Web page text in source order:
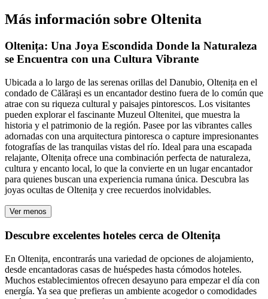
Más información sobre Oltenita
Oltenița: Una Joya Escondida Donde la Naturaleza
se Encuentra con una Cultura Vibrante
Ubicada a lo largo de las serenas orillas del Danubio, Oltenița en el
condado de Călărași es un encantador destino fuera de lo común que
atrae con su riqueza cultural y paisajes pintorescos. Los visitantes
pueden explorar el fascinante Muzeul Oltenitei, que muestra la
historia y el patrimonio de la región. Pasee por las vibrantes calles
adornadas con una arquitectura pintoresca o capture impresionantes
fotografías de las tranquilas vistas del río. Ideal para una escapada
relajante, Oltenița ofrece una combinación perfecta de naturaleza,
cultura y encanto local, lo que la convierte en un lugar encantador
para quienes buscan una experiencia rumana única. Descubra las
joyas ocultas de Oltenița y cree recuerdos inolvidables.
Ver menos
Descubre excelentes hoteles cerca de Oltenița
En Oltenița, encontrarás una variedad de opciones de alojamiento,
desde encantadoras casas de huéspedes hasta cómodos hoteles.
Muchos establecimientos ofrecen desayuno para empezar el día con
energía. Ya sea que prefieras un ambiente acogedor o comodidades